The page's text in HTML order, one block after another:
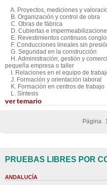
A. Proyectos, mediciones y
B. Organización y control de obra
C. Obras de fábrica
D. Cubiertas e
E. Revestimientos continuos
F. Conducciones lineales sin
G. Seguridad en la construcción
H. Administración, gestión y
pequeña empresa o taller
I. Relaciones en el equipo de
J. Formación y orientación laboral
K. Formación en centros de trabajo
L. Síntesis
vertemario
Página
PRUEBAS LIBRES POR
ANDALUCÍA